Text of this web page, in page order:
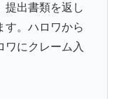
提出書類を返し
す。ハロワから
ワにクレーム入